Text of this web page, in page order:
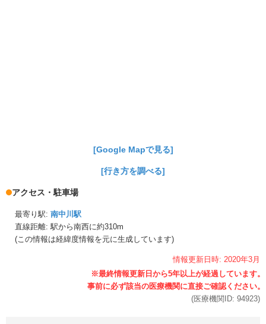
[Google Mapで見る]
[行き方を調べる]
アクセス・駐車場
最寄り駅: 南中川駅
直線距離: 駅から南西に約310m
(この情報は経緯度情報を元に生成しています)
情報更新日時: 2020年3月
(医療機関ID: 94923)